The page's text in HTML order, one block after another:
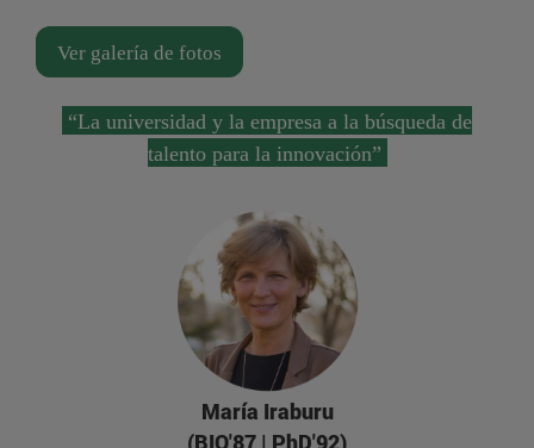
Ver galería de fotos
“La universidad y la empresa a la búsqueda de
talento para la innovación”
María Iraburu
(BIO'87 | PhD'92)